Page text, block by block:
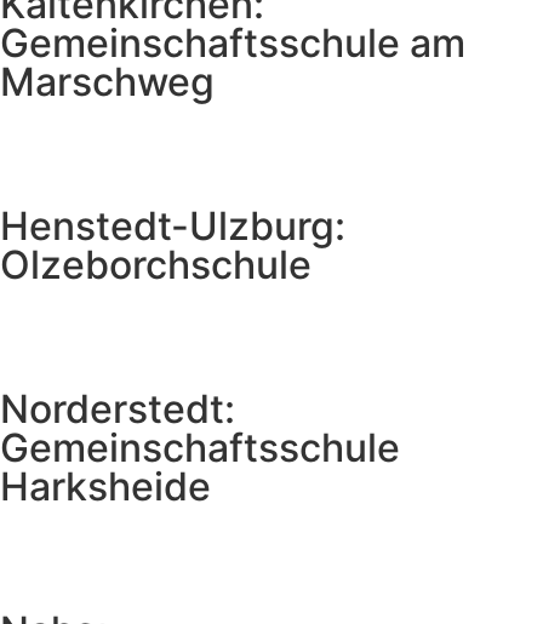
Gemeinschaftsschule am
Marschweg
Henstedt-Ulzburg:
Olzeborchschule
Norderstedt:
Gemeinschaftsschule
Harksheide